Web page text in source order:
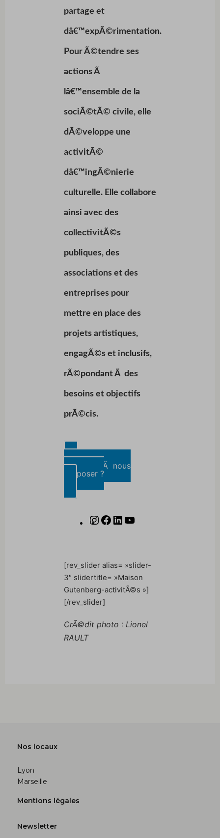
partage et
dâ€™expÃ©rimentation.
Pour Ã©tendre ses
actions Ã
lâ€™ensemble de la
sociÃ©tÃ© civile, elle
dÃ©veloppe une
activitÃ©
dâ€™ingÃ©nierie
culturelle. Elle collabore
ainsi avec des
collectivitÃ©s
publiques, des
associations et des
entreprises pour
mettre en place des
projets artistiques,
engagÃ©s et inclusifs,
rÃ©pondant Ã des
besoins et objectifs
prÃ©cis.
UN projet Ã nous
proposer ?
[rev_slider alias= »slider-
3″ slidertitle= »Maison
Gutenberg-activitÃ©s »]
[/rev_slider]
CrÃ©dit photo : Lionel
RAULT
Nos locaux
Lyon
Marseille
Mentions légales
Newsletter